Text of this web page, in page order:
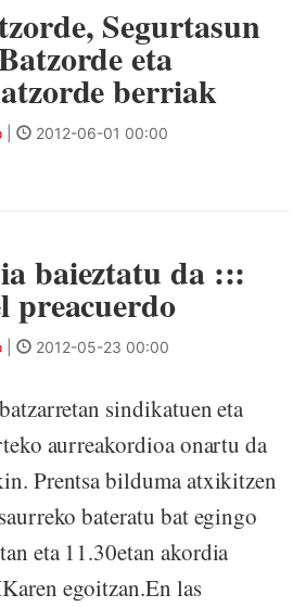
Segurtasun
eta
berriak
2012-06-01 00:00
baieztatu da :::
preacuerdo
2012-05-23 00:00
sindikatuen eta
aurreakordioa onartu da
Prentsa bilduma atxikitzen
bateratu bat egingo
eta 11.30etan akordia
egoitzan.En las